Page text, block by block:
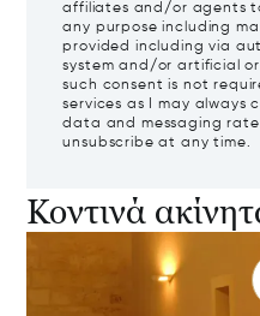
affiliates and/or agents
any purpose including
provided including via
system and/or artificial
such consent is not
services as I may always
data and messaging rate
unsubscribe at any time.
Κοντινά